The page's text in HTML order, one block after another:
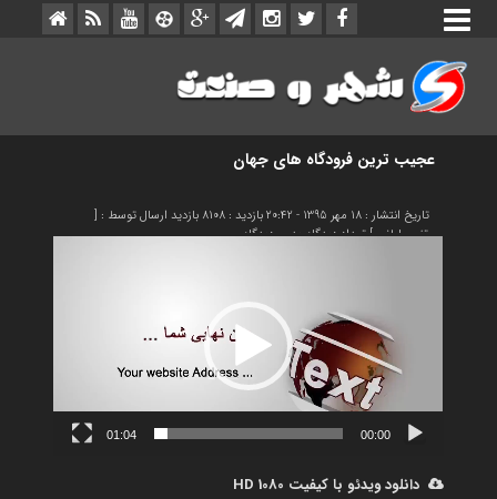
عجیب ترین فرودگاه های جهان
تاریخ انتشار : 18 مهر 1395 - 20:42 بازدید : 8108 بازدید
ارسال توسط : [
مرتضی لطفی]تعداد دیدگاه :بدون دیدگاه
ویدیو
00:00
01:04
دانلود ویدئو با کیفیت 1080 HD